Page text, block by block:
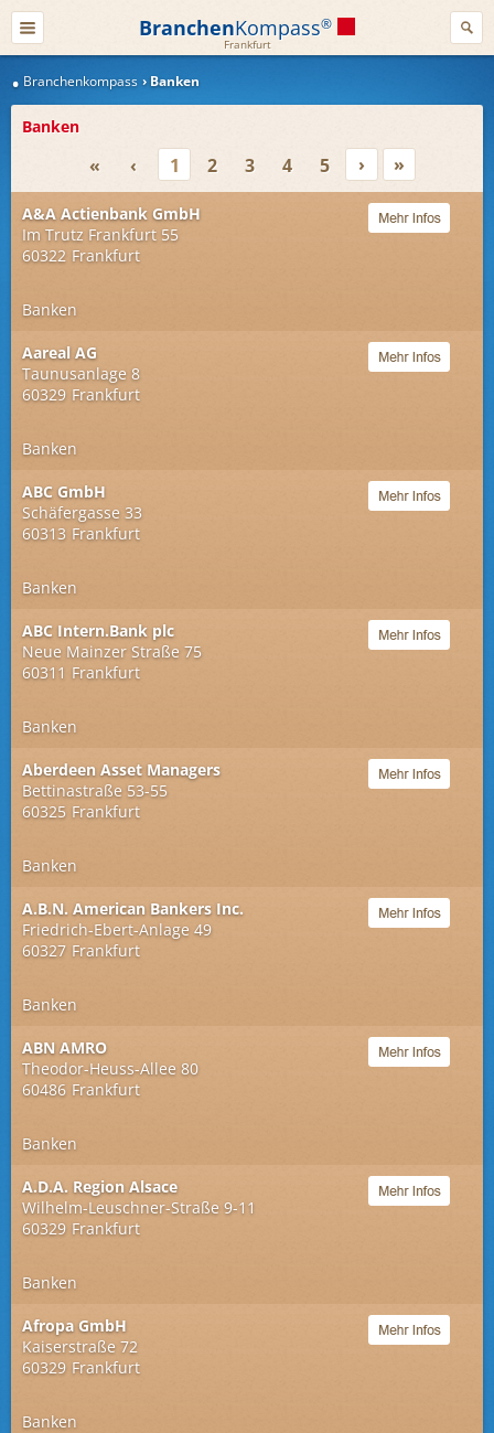
BranchenKompass®
Frankfurt
Branchenkompass Banken
Banken
« ‹ 1 2 3 4 5 › »
A&A Actienbank GmbH
Im Trutz Frankfurt 55
60322 Frankfurt
Banken
Aareal AG
Taunusanlage 8
60329 Frankfurt
Banken
ABC GmbH
Schäfergasse 33
60313 Frankfurt
Banken
ABC Intern.Bank plc
Neue Mainzer Straße 75
60311 Frankfurt
Banken
Aberdeen Asset Managers
Bettinastraße 53-55
60325 Frankfurt
Banken
A.B.N. American Bankers Inc.
Friedrich-Ebert-Anlage 49
60327 Frankfurt
Banken
ABN AMRO
Theodor-Heuss-Allee 80
60486 Frankfurt
Banken
A.D.A. Region Alsace
Wilhelm-Leuschner-Straße 9-11
60329 Frankfurt
Banken
Afropa GmbH
Kaiserstraße 72
60329 Frankfurt
Banken